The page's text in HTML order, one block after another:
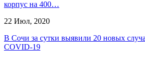
корпус на 400…
22 Июл, 2020
В Сочи за сутки выявили 20 новых
COVID-19